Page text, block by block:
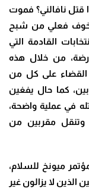
قتل نافالني؟ فموت
خوف فعلي من شبح
القادمة التي
من خلال هذه
القضاء على كل من
كما حال يفغين
في عملية واضحة،
وتنقل مقربين من
ميونخ للسلام،
الذين لا يزالون غير